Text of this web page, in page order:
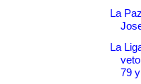
La
La
79